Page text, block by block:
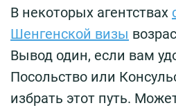
В некоторых агентствах
Шенгенской визы
Вывод один, если вам
Посольство или
избрать этот путь.